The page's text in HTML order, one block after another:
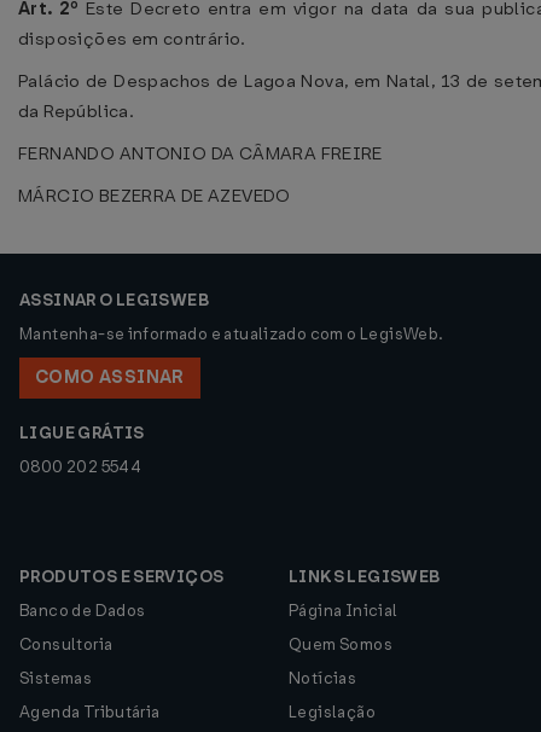
Art. 2º Este Decreto entra em vigor na data da sua
disposições em contrário.
Palácio de Despachos de Lagoa Nova, em Natal, 13 de
da República.
FERNANDO ANTONIO DA CÂMARA FREIRE
MÁRCIO BEZERRA DE AZEVEDO
ASSINAR O LEGISWEB
Mantenha-se informado e atualizado com o LegisWeb.
COMO ASSINAR
LIGUE GRÁTIS
0800 202 5544
PRODUTOS E SERVIÇOS
Banco de Dados
Consultoria
Sistemas
Agenda Tributária
LINKS LEGISWEB
Página Inicial
Quem Somos
Notícias
Legislação